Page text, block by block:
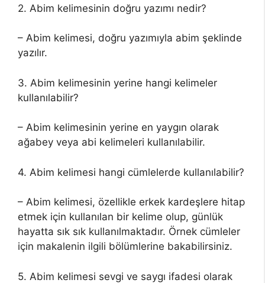
2. Abim kelimesinin doğru yazımı nedir?
– Abim kelimesi, doğru yazımıyla abim şeklinde
yazılır.
3. Abim kelimesinin yerine hangi kelimeler
kullanılabilir?
– Abim kelimesinin yerine en yaygın olarak
ağabey veya abi kelimeleri kullanılabilir.
4. Abim kelimesi hangi cümlelerde kullanılabilir?
– Abim kelimesi, özellikle erkek kardeşlere hitap
etmek için kullanılan bir kelime olup, günlük
hayatta sık sık kullanılmaktadır. Örnek cümleler
için makalenin ilgili bölümlerine bakabilirsiniz.
5. Abim kelimesi sevgi ve saygı ifadesi olarak